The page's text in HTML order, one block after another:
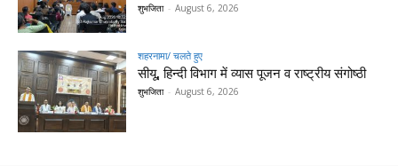
शुभजिता - August 6, 2026
शहरनामा/ चलते हुए
सीयू, हिन्दी विभाग में व्यास पूजन व राष्ट्रीय संगोष्ठी
शुभजिता - August 6, 2026